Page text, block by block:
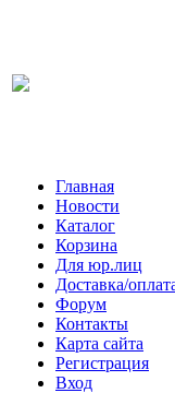
Главная
Новости
Каталог
Корзина
Для юр.лиц
Доставка/
Форум
Контакты
Карта сайта
Регистрация
Вход